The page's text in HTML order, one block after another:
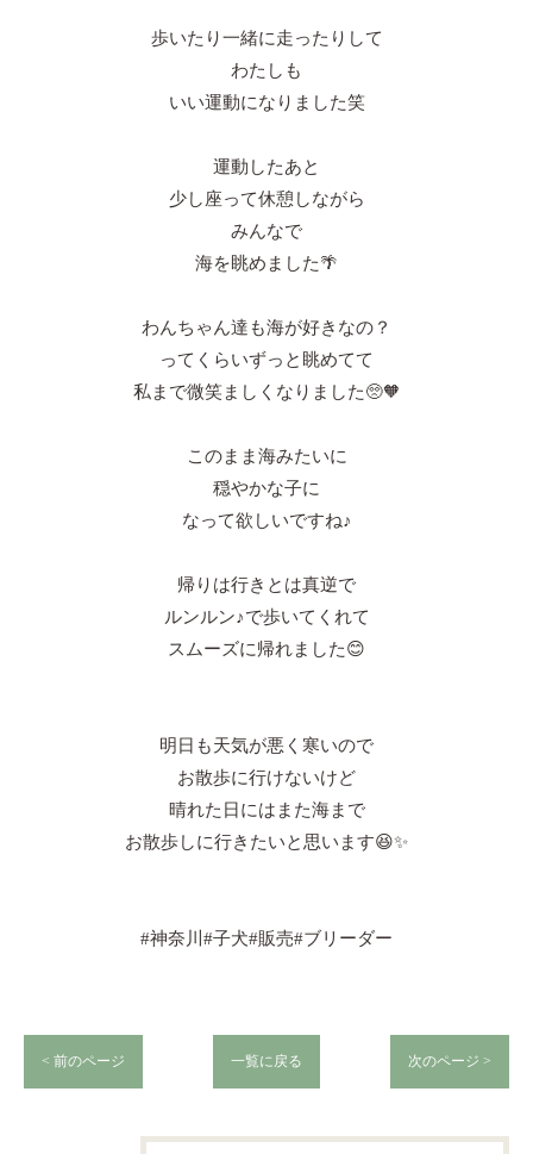
歩いたり一緒に走ったりして
わたしも
いい運動になりました笑
運動したあと
少し座って休憩しながら
みんなで
海を眺めました🌴
わんちゃん達も海が好きなの？
ってくらいずっと眺めてて
私まで微笑ましくなりました🥺🧡
このまま海みたいに
穏やかな子に
なって欲しいですね♪
帰りは行きとは真逆で
ルンルン♪で歩いてくれて
スムーズに帰れました😊
明日も天気が悪く寒いので
お散歩に行けないけど
晴れた日にはまた海まで
お散歩しに行きたいと思います😆✨
#神奈川#子犬#販売#ブリーダー
< 前のページ 一覧に戻る 次のページ >